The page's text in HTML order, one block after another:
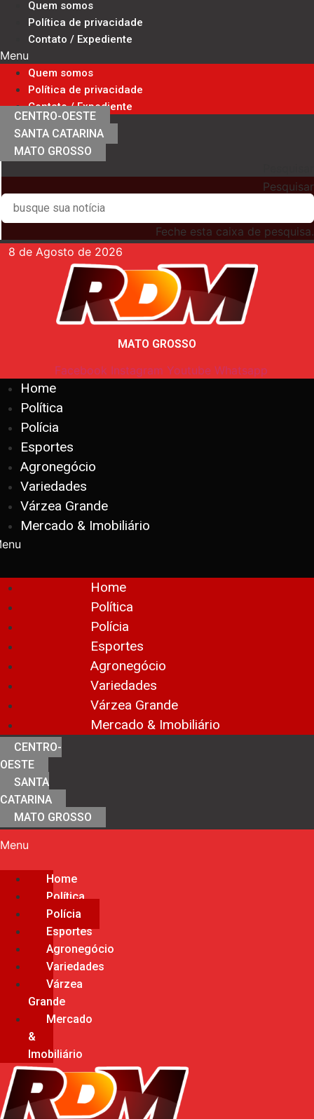
conteúdo
Quem somos
Política de privacidade
Contato / Expediente
Menu
Quem somos
Política de privacidade
Contato / Expediente
CENTRO-OESTE
SANTA CATARINA
MATO GROSSO
Pesquisar
Feche esta caixa de pesquisa.
8 de Agosto de 2026
MATO GROSSO
Facebook Instagram Youtube Whatsapp
Home
Política
Polícia
Esportes
Agronegócio
Variedades
Várzea Grande
Mercado & Imobiliário
Home
Política
Polícia
Esportes
Agronegócio
Variedades
Várzea Grande
Mercado & Imobiliário
CENTRO-
OESTE
SANTA
CATARINA
MATO GROSSO
Menu
Home
Política
Polícia
Esportes
Agronegócio
Variedades
Várzea
Grande
Mercado
&
Imobiliário